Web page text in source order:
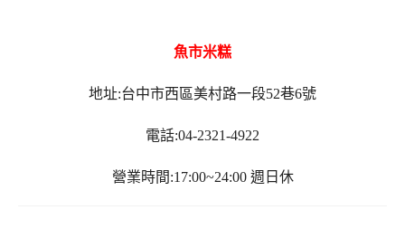
魚市米糕
地址:台中市西區美村路一段52巷6號
電話:04-2321-4922
營業時間:17:00~24:00 週日休